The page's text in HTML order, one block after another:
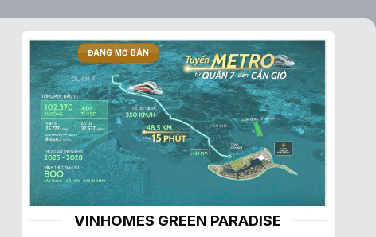
ĐANG MỞ BÁN
VINHOMES GREEN PARADISE